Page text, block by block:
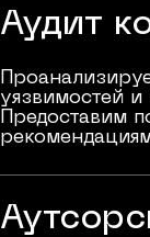
Аудит
уязвимостей
Предоставим